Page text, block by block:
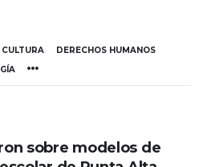
CULTURA
DERECHOS HUMANOS
sobre modelos de